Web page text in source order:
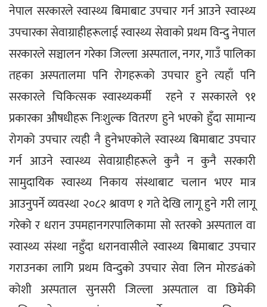
नेपाल सरकारले स्वास्थ्य बिमाबाट उपचार गर्न आउने स्वास्थ्य
उपचारका सेवाग्राहीहरूलाई स्वास्थ्य सेवाको प्रथम विन्दु नेपाल
सरकारले सञ्चालन गरेका जिल्ला अस्पताल, नगर, गाउँ पालिका
तहका अस्पतालमा पनि रोगहरूको उपचार हुने त्यहाँ पनि
सरकारले चिकित्सक स्वास्थ्यकर्मी  रहने र सरकारले ९१
प्रकारका औषधीहरू निःशुल्क वितरण हुने भएको हुँदा सामान्य
रोगको उपचार त्यही नै हुनेभएकोले स्वास्थ्य बिमाबाट उपचार
गर्न आउने स्वास्थ्य सेवाग्राहीहरूले कुनै न कुनै सरकारी
सामुदायिक स्वास्थ्य निकाय संस्थाबाट चलान भएर मात्र
आउनुपर्ने व्यवस्था २०८२ श्रावण १ गते देखि लागू हुने गरी लागू
गरेको र धरान उपमहानगरपालिकामा सो स्तरको अस्पताल वा
स्वास्थ्य संस्था नहुँदा धरानवासीले स्वास्थ्य बिमाबाट उपचार
गराउनका लागि प्रथम विन्दुको उपचार सेवा लिन मोरङáको
कोशी अस्पताल सुनसरी जिल्ला अस्पताल वा छिमेकी